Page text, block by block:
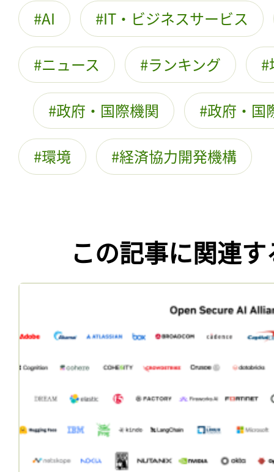
AI IT・ビジネスサービス
ニュース ランキング
政府・国際機関 政府・国
環境 経済協力開発機構
この記事に関連